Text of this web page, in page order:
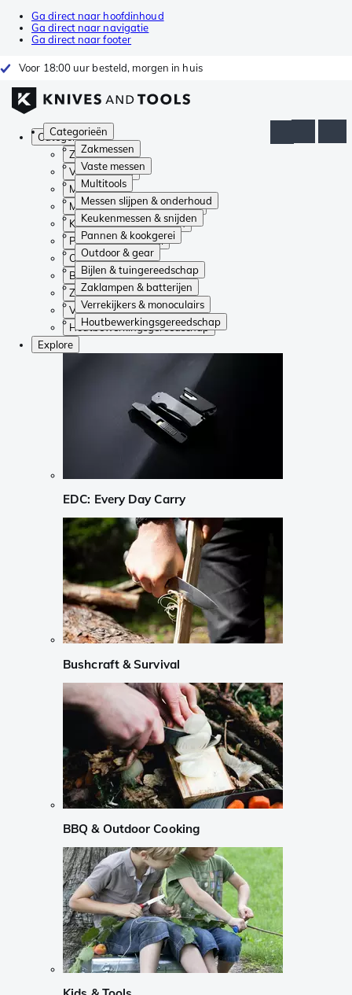
Ga direct naar hoofdinhoud
Ga direct naar navigatie
Ga direct naar footer
Voor 18:00 uur besteld, morgen in huis
Categorieën
Zakmessen
Vaste messen
Multitools
Messen slijpen & onderhoud
Keukenmessen & snijden
Pannen & kookgerei
Outdoor & gear
Bijlen & tuingereedschap
Zaklampen & batterijen
Verrekijkers & monoculairs
Houtbewerkingsgereedschap
Categorieën
Zakmessen
Vaste messen
Multitools
Messen slijpen & onderhoud
Keukenmessen & snijden
Pannen & kookgerei
Outdoor & gear
Bijlen & tuingereedschap
Zaklampen & batterijen
Verrekijkers & monoculairs
Houtbewerkingsgereedschap
Explore
EDC: Every Day Carry
Bushcraft & Survival
BBQ & Outdoor Cooking